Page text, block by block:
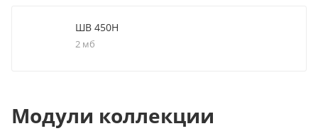
ШВ 450Н
2 мб
Модули коллекции